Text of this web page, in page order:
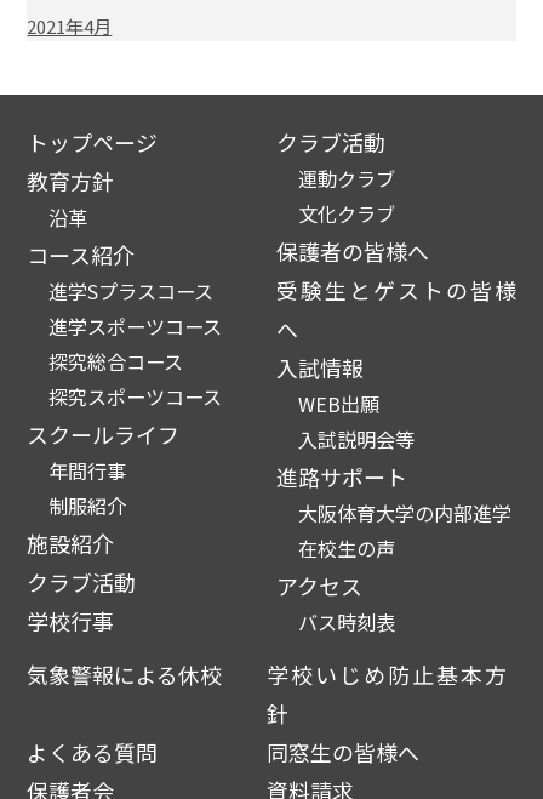
2021年4月
トップページ
教育方針
沿革
コース紹介
進学Sプラスコース
進学スポーツコース
探究総合コース
探究スポーツコース
スクールライフ
年間行事
制服紹介
施設紹介
クラブ活動
学校行事
クラブ活動
運動クラブ
文化クラブ
保護者の皆様へ
受験生とゲストの皆様
へ
入試情報
WEB出願
入試説明会等
進路サポート
大阪体育大学の内部進学
在校生の声
アクセス
バス時刻表
気象警報による休校
学校いじめ防止基本方
針
よくある質問
同窓生の皆様へ
保護者会
資料請求